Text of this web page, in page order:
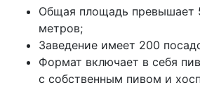
Общая площадь превышает
метров;
Заведение имеет 200
Формат включает в себя
с собственным пивом и